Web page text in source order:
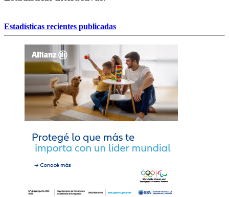
Estadísticas recientes publicadas